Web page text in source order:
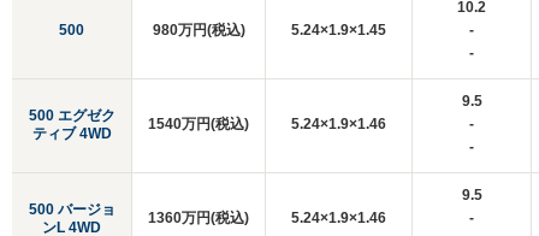
500
500 エグゼク
ティブ 4WD
500 バージョ
ンL 4WD
980万円(税込) 5.24×1.9×1.45
10.2
-
-
1540万円(税込) 5.24×1.9×1.46
9.5
-
-
1360万円(税込) 5.24×1.9×1.46
9.5
-